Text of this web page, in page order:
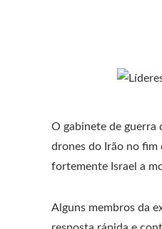
O gabinete de guerra
drones do Irão no fim
fortemente Israel a
Alguns membros da